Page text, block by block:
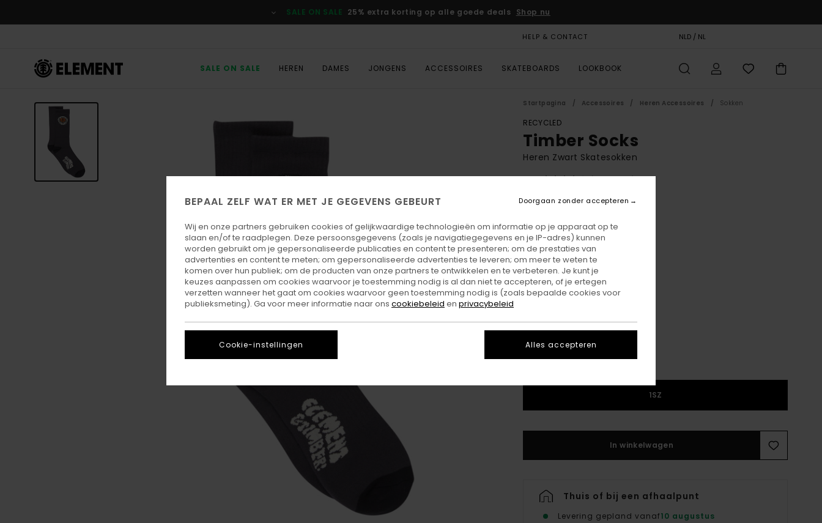
Productinformatie
SALE ON SALE 25% extra korting op alle goede deals Shop nu
HELP & CONTACT NLD / NL
SALE ON SALE HEREN DAMES JONGENS ACCESSOIRES SKATEBOARDS LOOKBOOK
Startpagina Accessoires Heren Accessoires Sokken
RECYCLED
Timber Socks
Heren Zwart Skatesokken
4.0
€ 5,62
SALE
SALE ON SALE 25% EXTRA
KleurOff Black
1SZ
In winkelwagen
Thuis of bij een afhaalpunt
Levering gepland vanaf10 augustus
BEPAAL ZELF WAT ER MET JE GEGEVENS GEBEURT
Wij en onze partners gebruiken cookies of gelijkwaardige technologieën om informatie op je apparaat op te
slaan en/of te raadplegen. Deze persoonsgegevens (zoals je navigatiegegevens en je IP-adres) kunnen
worden gebruikt om je gepersonaliseerde publicaties en content te presenteren; om de prestaties van
advertenties en content te meten; om gepersonaliseerde advertenties te leveren; om meer te weten te
komen over hun publiek; om de producten van onze partners te ontwikkelen en te verbeteren. Je kunt je
keuzes aanpassen om cookies waarvoor je toestemming nodig is al dan niet te accepteren, of je ertegen
verzetten wanneer het gaat om cookies waarvoor geen toestemming nodig is (zoals bepaalde cookies voor
publieksmeting). Ga voor meer informatie naar ons cookiebeleid en privacybeleid
Cookie-instellingen
Doorgaan zonder accepteren
Alles accepteren